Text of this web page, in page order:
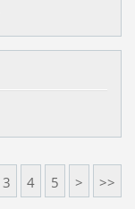
3 4 5 > >>